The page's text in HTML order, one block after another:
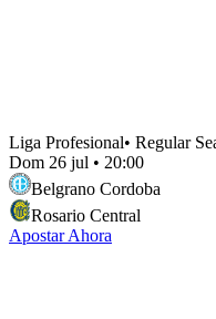
Liga Profesional• Regular
Dom 26 jul • 20:00
Belgrano Cordoba
Rosario Central
Apostar Ahora